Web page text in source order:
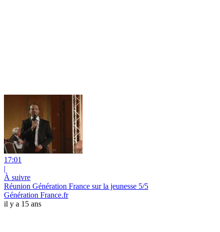
17:01
|
À suivre
Réunion Génération France sur la jeunesse 5/5
Génération France.fr
il y a 15 ans